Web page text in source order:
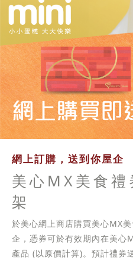
網上訂購，送到你屋企
美心MX美食
架
於美心網上商店購買美心MX
企，憑券可於有效期內在美心
產品 (以原價計算)。預計禮券